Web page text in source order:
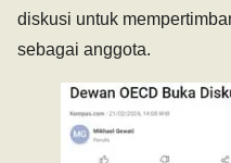
diskusi untuk
sebagai anggota.